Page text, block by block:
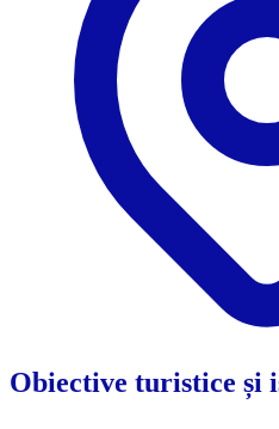
Obiective turistice și